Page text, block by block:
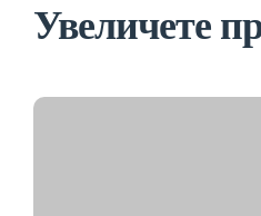
Увеличете